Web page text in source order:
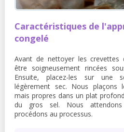
Caractéristiques de
congelé
Avant de nettoyer les crevettes
être soigneusement rincées
Ensuite, placez-les sur une
légèrement sec. Nous plaçons
mais propres dans un plat
du gros sel. Nous
procédons au processus.